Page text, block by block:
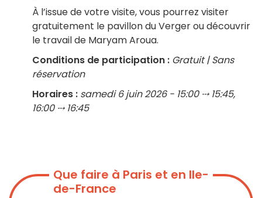
À l’issue de votre visite, vous pourrez visiter
gratuitement le pavillon du Verger ou découvrir
le travail de Maryam Aroua.
Conditions de participation : Gratuit | Sans
réservation
Horaires : samedi 6 juin 2026 - 15:00 ⤏ 15:45,
16:00 ⤏ 16:45
Que faire à Paris et en Ile-
de-France